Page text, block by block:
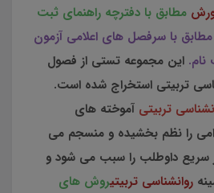
مطابق با دفترچه راهنمای ثبت
مطابق با سرفصل های اعلامی آزمون
نام. این مجموعه تستی از فصول
تربیتی استخراج شده است.
تربیتی آموخته های
را نظم بخشیده و منسجم می
سریع داوطلب را سبب می شود و
روانشناسی تربیتیروش های